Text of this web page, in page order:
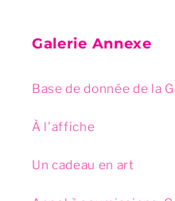
Galerie Annexe
Base de donnée de la
À l'affiche
Un cadeau en art